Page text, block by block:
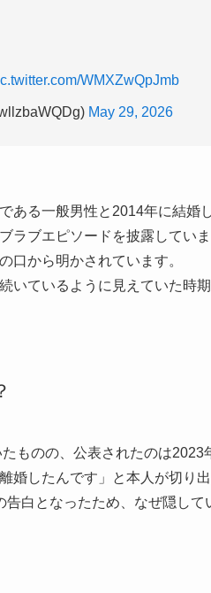
WMXZwQpJmb
May 29, 2026
ある一般男性と2014年に結婚
ラブエピソードを披露してい
口から明かされています。
いているように見えていた時
ものの、公表されたのは
婚したんです」と本人が切り
白となったため、なぜ隠して